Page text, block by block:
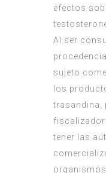
efectos
Al ser
sujeto
los
trasandina,
tener las